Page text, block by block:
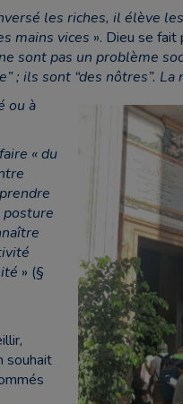
les riches, il élève
mains vices ». Dieu se fait
sont pas un problème
; ils sont “des nôtres”. La
ou à
« du
posture
» (§
,
souhait